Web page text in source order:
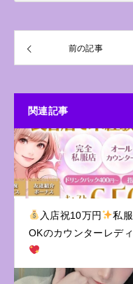
前の記事
関連記事
入店祝10万円
私服
OKのカウンターレディ